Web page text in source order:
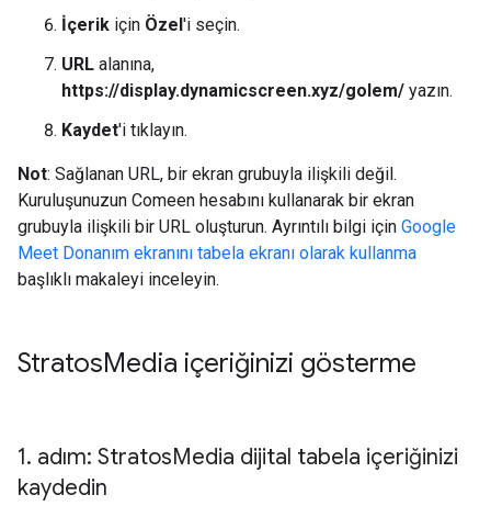
İçerik için Özel'i seçin.
URL alanına,
https://display.dynamicscreen.xyz/golem/ yazın.
Kaydet'i tıklayın.
Not: Sağlanan URL, bir ekran grubuyla ilişkili değil.
Kuruluşunuzun Comeen hesabını kullanarak bir ekran
grubuyla ilişkili bir URL oluşturun. Ayrıntılı bilgi için Google
Meet Donanım ekranını tabela ekranı olarak kullanma
başlıklı makaleyi inceleyin.
StratosMedia içeriğinizi gösterme
1. adım: StratosMedia dijital tabela içeriğinizi
kaydedin